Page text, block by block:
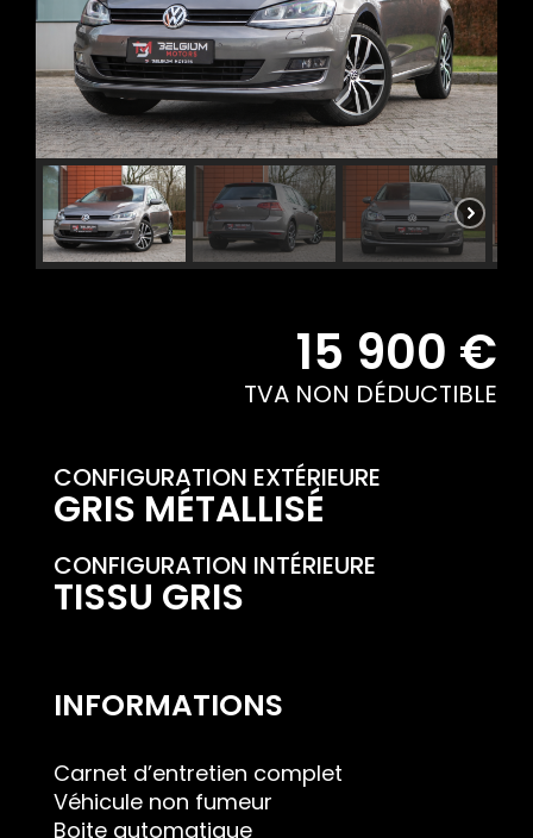
15 900 €
TVA NON DÉDUCTIBLE
CONFIGURATION EXTÉRIEURE
GRIS MÉTALLISÉ
CONFIGURATION INTÉRIEURE
TISSU GRIS
INFORMATIONS
Carnet d’entretien complet
Véhicule non fumeur
Boite automatique